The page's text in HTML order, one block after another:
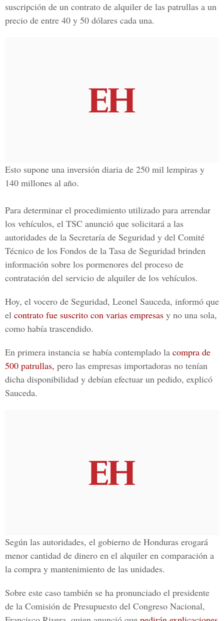
suscripción de un contrato de alquiler de las patrullas a un
precio de entre 40 y 50 dólares cada una.
Esto supone una inversión diaria de 250 mil lempiras y
140 millones al año.
Para determinar el procedimiento utilizado para arrendar
los vehículos, el TSC anunció que solicitará a las
autoridades de la Secretaría de Seguridad y del Comité
Técnico de los Fondos de la Tasa de Seguridad brinden
información sobre los pormenores del proceso de
contratación del servicio de alquiler de los vehículos.
Hoy, el vocero de Seguridad, Leonel Sauceda, informó que
el contrato fue suscrito con varias empresas y no una sola,
como había trascendido.
En primera instancia se había contemplado la compra de
500 patrullas, pero las empresas importadoras no tenían
dicha disponibilidad y debían efectuar un pedido, explicó
Sauceda.
Según las autoridades, el gobierno de Honduras erogará
menor cantidad de dinero en el alquiler en comparación a
la compra y mantenimiento de las unidades.
Sobre este caso también se ha pronunciado el presidente
de la Comisión de Presupuesto del Congreso Nacional,